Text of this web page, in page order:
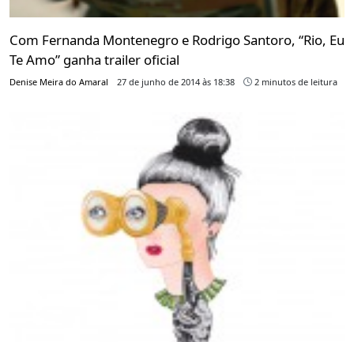
Com Fernanda Montenegro e Rodrigo Santoro, “Rio, Eu
Te Amo” ganha trailer oficial
Denise Meira do Amaral 27 de junho de 2014 às 18:38 2 minutos de leitura